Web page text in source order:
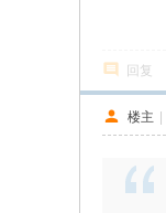
回复
楼主 |